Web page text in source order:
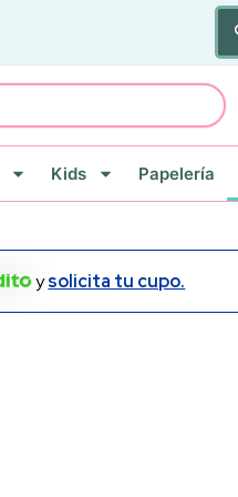
Kids Papelería
ysolicita tu cupo.